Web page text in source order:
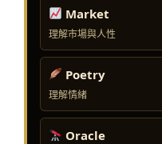
Market
理解市場與人性
Poetry
理解情緒
Oracle